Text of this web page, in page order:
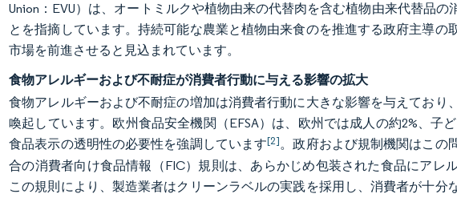
Union：EVU）は、オートミルクや植物由来の代替肉を含む植物由来代替品
とを指摘しています。持続可能な農業と植物由来食のを推進する政府主導の
市場を前進させると見込まれています。
食物アレルギーおよび不耐症が消費者行動に与える影響の拡大
食物アレルギーおよび不耐症の増加は消費者行動に大きな影響を与えてお
喚起しています。欧州食品安全機関（EFSA）は、欧州では成人の約2%、子
食品表示の透明性の必要性を強調しています[2]。政府および規制機関はこの
合の消費者向け食品情報（FIC）規則は、あらかじめ包装された食品にアレ
この規則により、製造業者はクリーンラベルの実践を採用し、消費者が十分